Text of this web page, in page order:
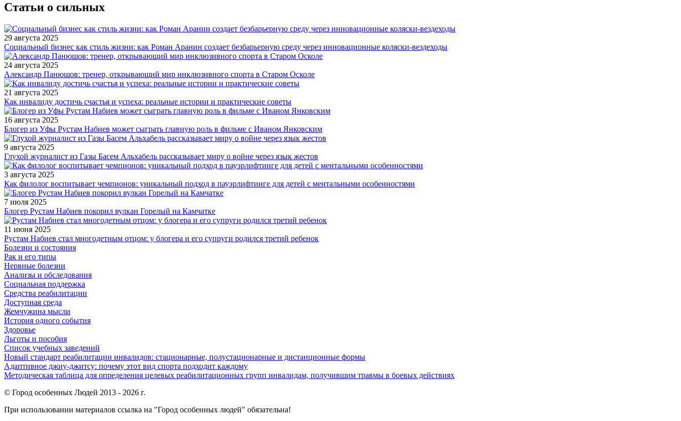
Статьи о сильных
29 августа 2025
Социальный бизнес как стиль жизни: как Роман Аранин создает безбарьерную среду через инновационные коляски-вездеходы
24 августа 2025
Александр Панюшов: тренер, открывающий мир инклюзивного спорта в Старом Осколе
21 августа 2025
Как инвалиду достичь счастья и успеха: реальные истории и практические советы
16 августа 2025
Блогер из Уфы Рустам Набиев может сыграть главную роль в фильме с Иваном Янковским
9 августа 2025
Глухой журналист из Газы Басем Альхабель рассказывает миру о войне через язык жестов
3 августа 2025
Как филолог воспитывает чемпионов: уникальный подход в пауэрлифтинге для детей с ментальными особенностями
7 июля 2025
Блогер Рустам Набиев покорил вулкан Горелый на Камчатке
11 июня 2025
Рустам Набиев стал многодетным отцом: у блогера и его супруги родился третий ребенок
Болезни и состояния
Рак и его типы
Нервные болезни
Анализы и обследования
Социальная поддержка
Средства реабилитации
Доступная среда
Жемчужина мысли
История одного события
Здоровье
Льготы и пособия
Список учебных заведений
Новый стандарт реабилитации инвалидов: стационарные, полустационарные и дистанционные формы
Адаптивное джиу-джитсу: почему этот вид спорта подходит каждому
Методическая таблица для определения целевых реабилитационных групп инвалидам, получившим травмы в боевых действиях
© Город особенных Людей 2013 - 2026 г.
При использовании материалов ссылка на "Город особенных людей" обязательна!